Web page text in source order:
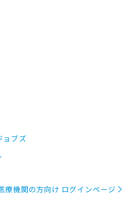
ョブズ
療機関の方向け ログインページ